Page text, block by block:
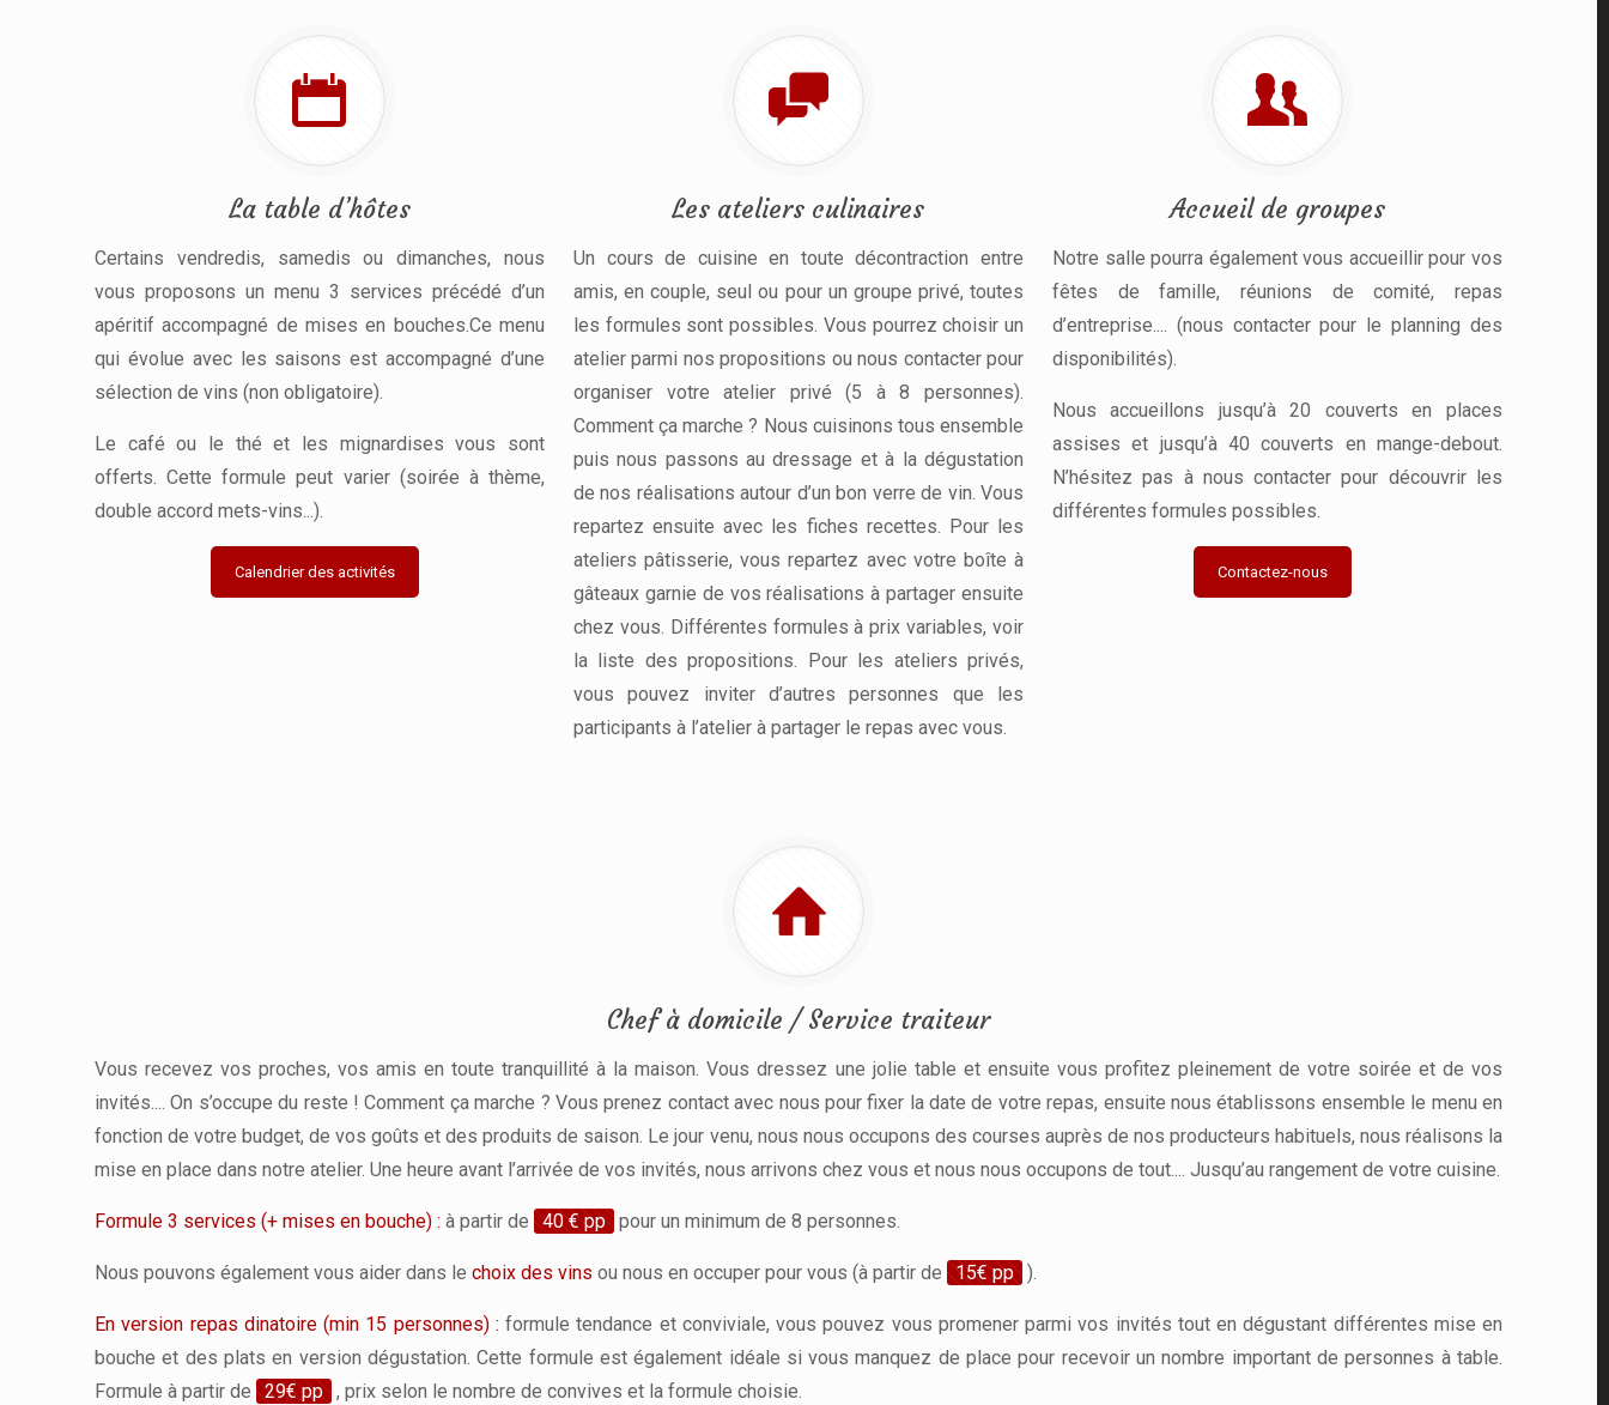
La table d’hôtes
Certains vendredis, samedis ou dimanches, nous
vous proposons un menu 3 services précédé d’un
apéritif accompagné de mises en bouches.Ce menu
qui évolue avec les saisons est accompagné d’une
sélection de vins (non obligatoire).
Le café ou le thé et les mignardises vous sont
offerts. Cette formule peut varier (soirée à thème,
double accord mets-vins...).
Calendrier des activités
Les ateliers culinaires
Un cours de cuisine en toute décontraction entre
amis, en couple, seul ou pour un groupe privé, toutes
les formules sont possibles. Vous pourrez choisir un
atelier parmi nos propositions ou nous contacter pour
organiser votre atelier privé (5 à 8 personnes).
Comment ça marche ? Nous cuisinons tous ensemble
puis nous passons au dressage et à la dégustation
de nos réalisations autour d’un bon verre de vin. Vous
repartez ensuite avec les fiches recettes. Pour les
ateliers pâtisserie, vous repartez avec votre boîte à
gâteaux garnie de vos réalisations à partager ensuite
chez vous. Différentes formules à prix variables, voir
la liste des propositions. Pour les ateliers privés,
vous pouvez inviter d’autres personnes que les
participants à l’atelier à partager le repas avec vous.
Accueil de groupes
Notre salle pourra également vous accueillir pour vos
fêtes de famille, réunions de comité, repas
d’entreprise.... (nous contacter pour le planning des
disponibilités).
Nous accueillons jusqu’à 20 couverts en places
assises et jusqu’à 40 couverts en mange-debout.
N’hésitez pas à nous contacter pour découvrir les
différentes formules possibles.
Contactez-nous
Chef à domicile / Service traiteur
Vous recevez vos proches, vos amis en toute tranquillité à la maison. Vous dressez une jolie table et ensuite vous profitez pleinement de votre soirée et de vos
invités.... On s’occupe du reste ! Comment ça marche ? Vous prenez contact avec nous pour fixer la date de votre repas, ensuite nous établissons ensemble le menu en
fonction de votre budget, de vos goûts et des produits de saison. Le jour venu, nous nous occupons des courses auprès de nos producteurs habituels, nous réalisons la
mise en place dans notre atelier. Une heure avant l’arrivée de vos invités, nous arrivons chez vous et nous nous occupons de tout.... Jusqu’au rangement de votre cuisine.
Formule 3 services (+ mises en bouche) : à partir de 40 € pp pour un minimum de 8 personnes.
Nous pouvons également vous aider dans le choix des vins ou nous en occuper pour vous (à partir de 15€ pp ).
En version repas dinatoire (min 15 personnes) : formule tendance et conviviale, vous pouvez vous promener parmi vos invités tout en dégustant différentes mise en
bouche et des plats en version dégustation. Cette formule est également idéale si vous manquez de place pour recevoir un nombre important de personnes à table.
Formule à partir de
29€ pp , prix selon le nombre de convives et la formule choisie.